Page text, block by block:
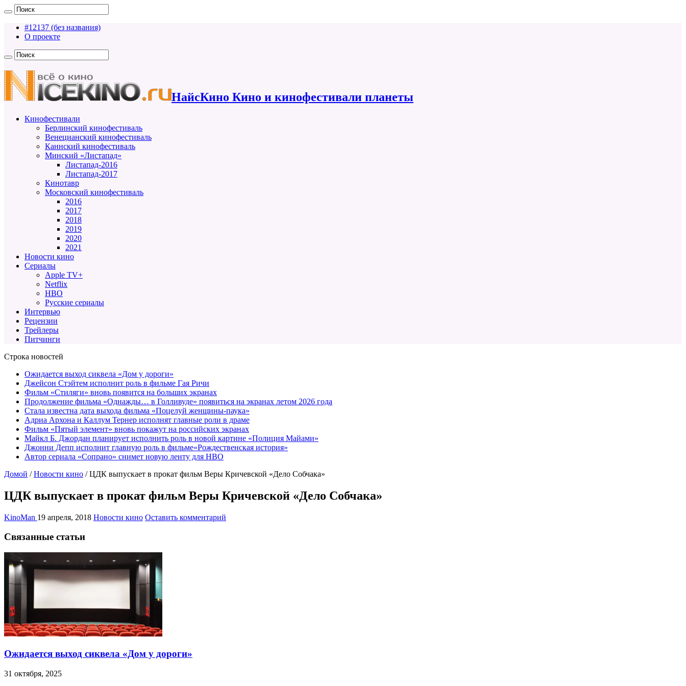
#12137 (без названия)
О проекте
НайсКино Кино и кинофестивали планеты
Кинофестивали
Берлинский кинофестиваль
Венецианский кинофестиваль
Каннский кинофестиваль
Минский «Листапад»
Листапад-2016
Листапад-2017
Кинотавр
Московский кинофестиваль
2016
2017
2018
2019
2020
2021
Новости кино
Сериалы
Apple TV+
Netflix
HBO
Русские сериалы
Интервью
Рецензии
Трейлеры
Питчинги
Строка новостей
Ожидается выход сиквела «Дом у дороги»
Джейсон Стэйтем исполнит роль в фильме Гая Ричи
Фильм «Стиляги» вновь появится на больших экранах
Продолжение фильма «Однажды… в Голливуде» появиться на экранах летом 2026 года
Стала известна дата выхода фильма «Поцелуй женщины-паука»
Адриа Архона и Каллум Тернер исполнят главные роли в драме
Фильм «Пятый элемент» вновь покажут на российских экранах
Майкл Б. Джордан планирует исполнить роль в новой картине «Полиция Майами»
Джонни Депп исполнит главную роль в фильме«Рождественская история»
Автор сериала «Сопрано» снимет новую ленту для HBO
Домой / Новости кино / ЦДК выпускает в прокат фильм Веры Кричевской «Дело Собчака»
ЦДК выпускает в прокат фильм Веры Кричевской «Дело Собчака»
KinoMan 19 апреля, 2018 Новости кино Оставить комментарий
Связанные статьи
Ожидается выход сиквела «Дом у дороги»
31 октября, 2025